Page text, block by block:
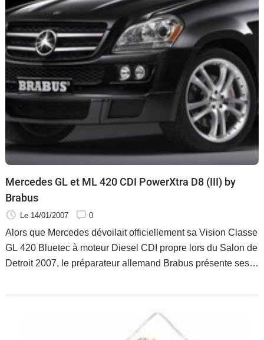
Mercedes GL et ML 420 CDI PowerXtra D8 (III) by
Brabus
Le 14/01/2007 0
Alors que Mercedes dévoilait officiellement sa Vision Classe
GL 420 Bluetec à moteur Diesel CDI propre lors du Salon de
Detroit 2007, le préparateur allemand Brabus présente ses
complément de la